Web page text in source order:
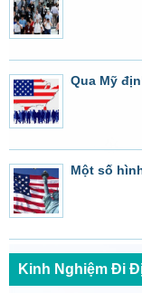
Qua Mỹ
Một số
Kinh Nghiệm Đi